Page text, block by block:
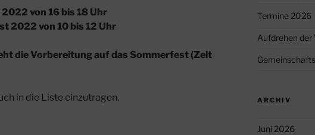
von 16 bis 18 Uhr
2022 von 10 bis 12 Uhr
die Vorbereitung auf das Sommerfest (Zelt
in die Liste einzutragen.
Termine 2026
Aufdrehen der
ARCHIV
Juni 2026